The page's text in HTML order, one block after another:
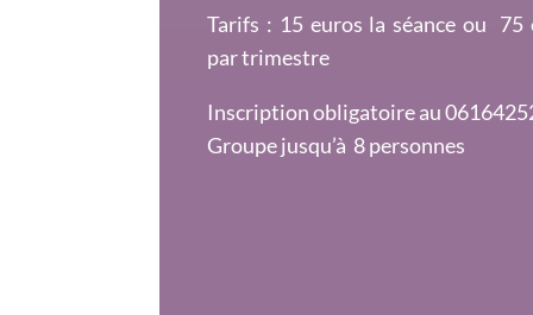
Tarifs : 15 euros la séance ou 75
par trimestre
Inscription obligatoire au
Groupe jusqu’à 8 personnes